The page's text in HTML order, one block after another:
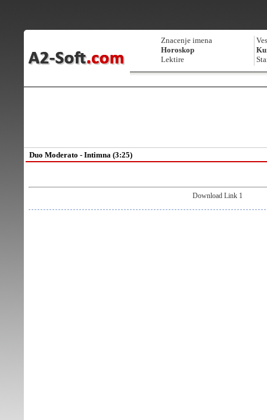
Znacenje imena
Horoskop
Lektire
Duo Moderato - Intimna (3:25)
Download Link 1